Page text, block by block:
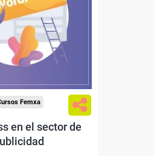
de acceso
Diploma
Femxa
en el sector de